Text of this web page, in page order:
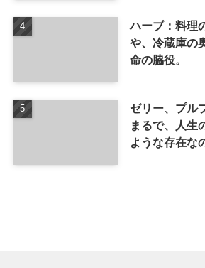
ハーブ：料理
や、冷蔵庫の
命の脇役。
ゼリー、プル
まるで、人生
ような存在な